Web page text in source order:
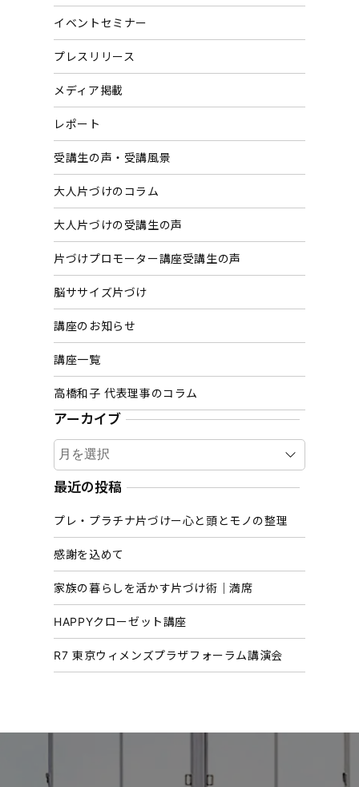
イベントセミナー
プレスリリース
メディア掲載
レポート
受講生の声・受講風景
大人片づけのコラム
大人片づけの受講生の声
片づけプロモーター講座受講生の声
脳ササイズ片づけ
講座のお知らせ
講座一覧
高橋和子 代表理事のコラム
アーカイブ
ア
ー
カ
ブ
最近の投稿
プレ・プラチナ片づけー心と頭とモノの整理
感謝を込めて
家族の暮らしを活かす片づけ術｜満席
HAPPYクローゼット講座
R7 東京ウィメンズプラザフォーラム講演会